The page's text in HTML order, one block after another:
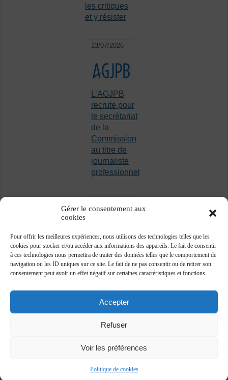
Gérer le consentement aux
cookies
Pour offrir les meilleures expériences, nous utilisons des technologies telles que les
cookies pour stocker et/ou accéder aux informations des appareils. Le fait de consentir
à ces technologies nous permettra de traiter des données telles que le comportement de
navigation ou les ID uniques sur ce site. Le fait de ne pas consentir ou de retirer son
consentement peut avoir un effet négatif sur certaines caractéristiques et fonctions.
Accepter
Refuser
Voir les préférences
Politique de cookies
les critiques
et y résister
13/07/2026
L’AGJPB
recrute pour
le secrétariat
de la
Commission
au titre de
journaliste
professionnel